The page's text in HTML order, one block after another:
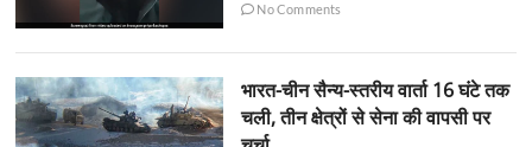
No Comments
भारत-चीन सैन्य-स्तरीय वार्ता 16 घंटे तक
चली, तीन क्षेत्रों से सेना की वापसी पर